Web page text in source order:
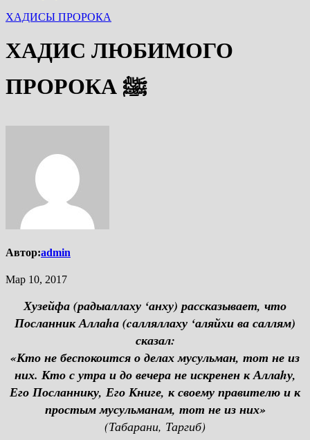
ХАДИСЫ ПРОРОКА
ХАДИС ЛЮБИМОГО
ПРОРОКА ﷺ
Автор:admin
Мар 10, 2017
Хузейфа (радыаллаху ‘анху) рассказывает, что
Посланник Аллаhа (cалляллаху ‘аляйхи ва саллям)
сказал:
«Кто не беспокоится о делах мусульман, тот не из
них. Кто с утра и до вечера не искренен к Аллаhу,
Его Посланнику, Его Книге, к своему правителю и к
простым мусульманам, тот не из них»
(Табарани, Таргиб)